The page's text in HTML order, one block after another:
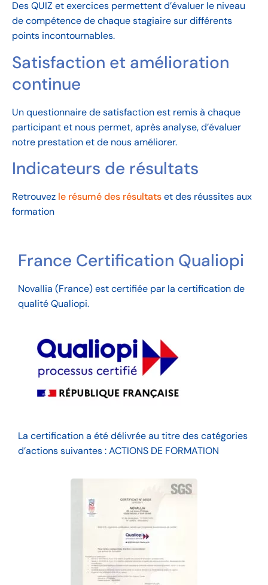
Des QUIZ et exercices permettent d’évaluer le niveau
de compétence de chaque stagiaire sur différents
points incontournables.
Satisfaction et amélioration
continue
Un questionnaire de satisfaction est remis à chaque
participant et nous permet, après analyse, d’évaluer
notre prestation et de nous améliorer.
Indicateurs de résultats
Retrouvez le résumé des résultatset des réussites aux
formation
France Certification Qualiopi
Novallia (France) est certifiée par la certification de
qualité Qualiopi.
La certification a été délivrée au titre des catégories
d’actions suivantes : ACTIONS DE FORMATION